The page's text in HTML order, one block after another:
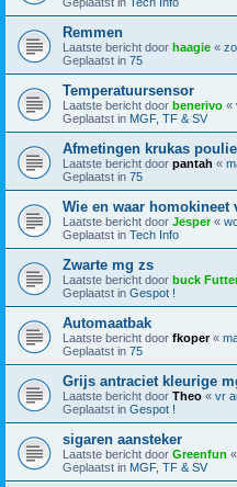
Remmen
Laatste bericht door haagie «
Geplaatst in 75
Temperatuursensor
Laatste bericht door benerivo «
Geplaatst in MGF, TF & SV
Afmetingen krukas
Laatste bericht door pantah «
Geplaatst in 75
Wie en waar homokineet
Laatste bericht door Jesper«
Geplaatst in Tech Info
Zwarte mg zs
Laatste bericht door buck
Geplaatst in Gespot !
Automaatbak
Laatste bericht door fkoper«
Geplaatst in 75
Grijs antraciet kleurige
Laatste bericht door Theo « vr
Geplaatst in Gespot !
sigaren aansteker
Laatste bericht door Greenfun «
Geplaatst in MGF, TF & SV